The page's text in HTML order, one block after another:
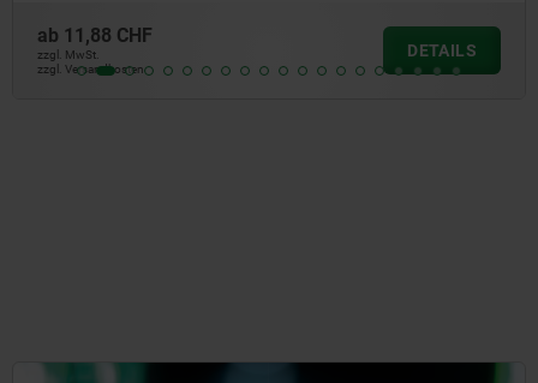
ab 8,19 CHF
zzgl. Versandkosten